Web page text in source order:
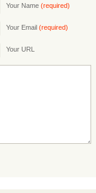
Your Name (required)
Your Email (required)
Your URL